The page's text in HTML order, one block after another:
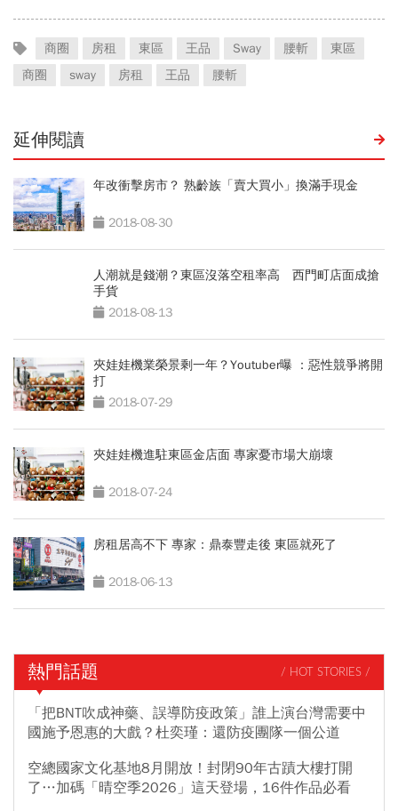
商圈 房租 東區 王品 Sway 腰斬
東區
商圈
sway 房租 王品 腰斬
延伸閱讀
年改衝擊房市？ 熟齡族「賣大買小」換滿手現金
2018-08-30
人潮就是錢潮？東區沒落空租率高 西門町店面成搶
手貨
2018-08-13
夾娃娃機業榮景剩一年？Youtuber曝 ：惡性競爭將開
打
2018-07-29
夾娃娃機進駐東區金店面 專家憂市場大崩壞
2018-07-24
房租居高不下 專家：鼎泰豐走後 東區就死了
2018-06-13
熱門話題 / HOT STORIES /
「把BNT吹成神藥、誤導防疫政策」誰上演台灣需要中
國施予恩惠的大戲？杜奕瑾：還防疫團隊一個公道
空總國家文化基地8月開放！封閉90年古蹟大樓打開
了…加碼「晴空季2026」這天登場，16件作品必看